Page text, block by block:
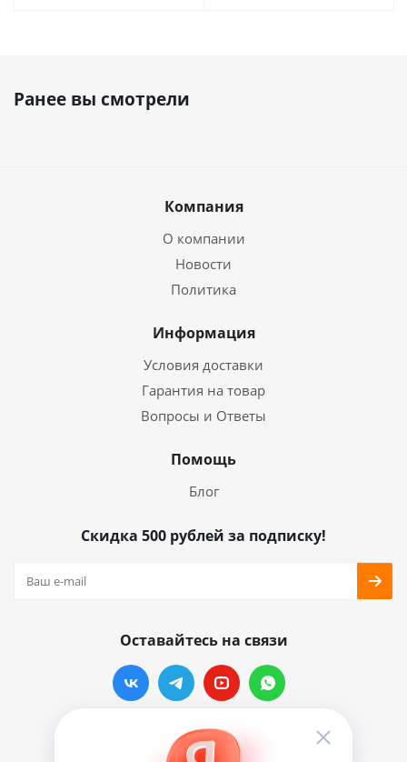
Ранее вы смотрели
Компания
О компании
Новости
Политика
Информация
Условия доставки
Гарантия на товар
Вопросы и Ответы
Помощь
Блог
Скидка 500 рублей за подписку!
Оставайтесь на связи
Наши контакты